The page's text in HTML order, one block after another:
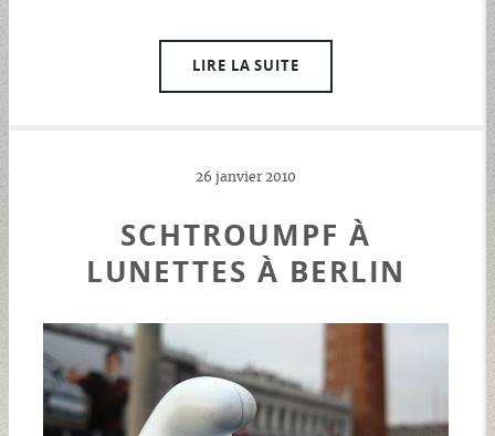
LIRE LA SUITE
26 janvier 2010
SCHTROUMPF À
LUNETTES À BERLIN